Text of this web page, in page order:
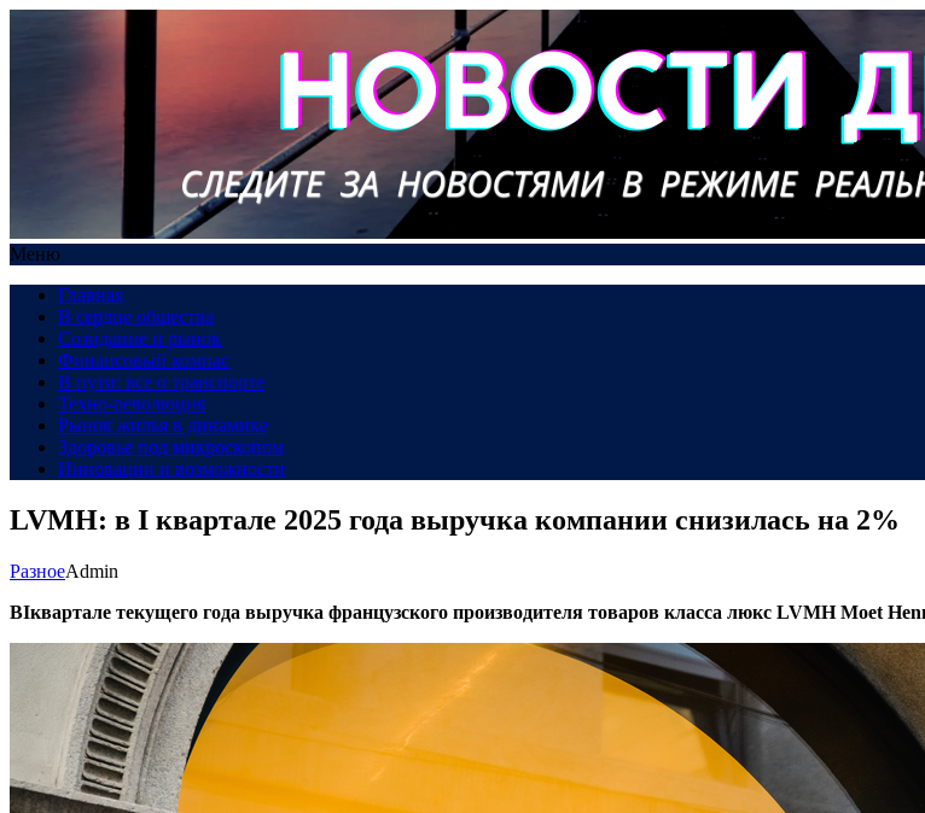
Меню
Главная
В сердце общества
Созидание и рынок
Финансовый компас
В пути: все о транспорте
Техно-революция
Рынок жилья в динамике
Здоровье под микроскопом
Инновации и возможности
LVMH: в I квартале 2025 года выручка компании снизилась на 2%
РазноеAdmin
ВIквартале текущего года выручка французского производителя товаров класса люкс LVMH Moet